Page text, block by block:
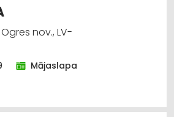
nov., LV-
Mājaslapa